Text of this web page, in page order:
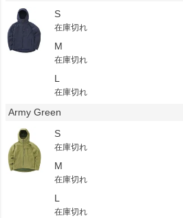
S
在庫切れ
M
在庫切れ
L
在庫切れ
Army Green
S
在庫切れ
M
在庫切れ
L
在庫切れ